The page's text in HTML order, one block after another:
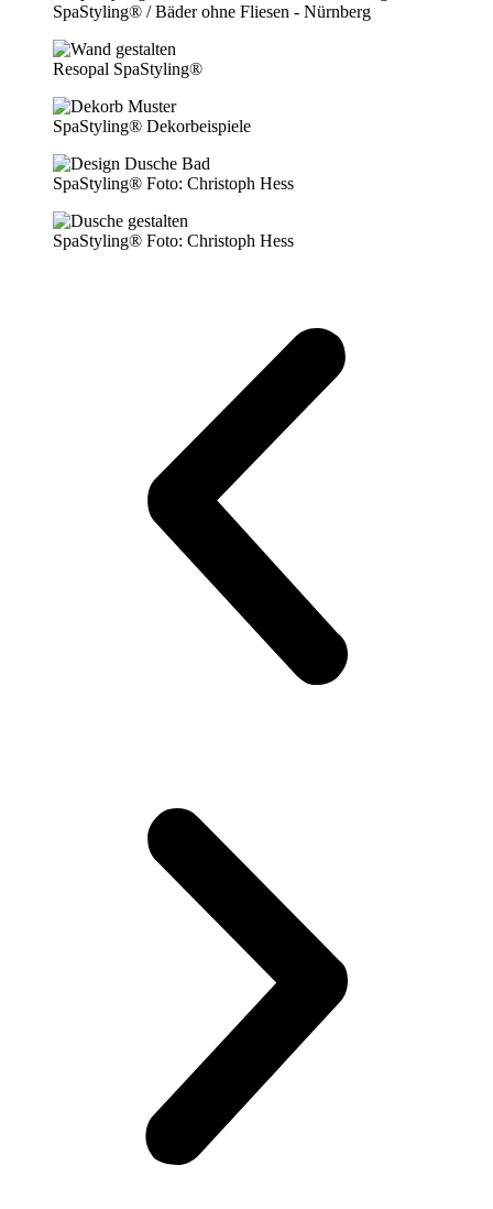
SpaStyling® / Bäder ohne Fliesen - Nürnberg
Resopal SpaStyling®
SpaStyling® Dekorbeispiele
SpaStyling® Foto: Christoph Hess
SpaStyling® Foto: Christoph Hess